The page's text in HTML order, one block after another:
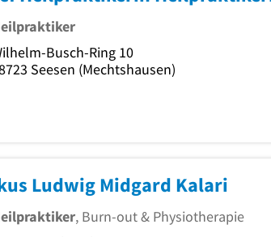
Busch-Ring 10
Seesen (Mechtshausen)
Ludwig Midgard Kalari
, Burn-out & Physiotherapie